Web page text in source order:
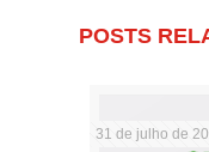
POSTS
31 de julho de